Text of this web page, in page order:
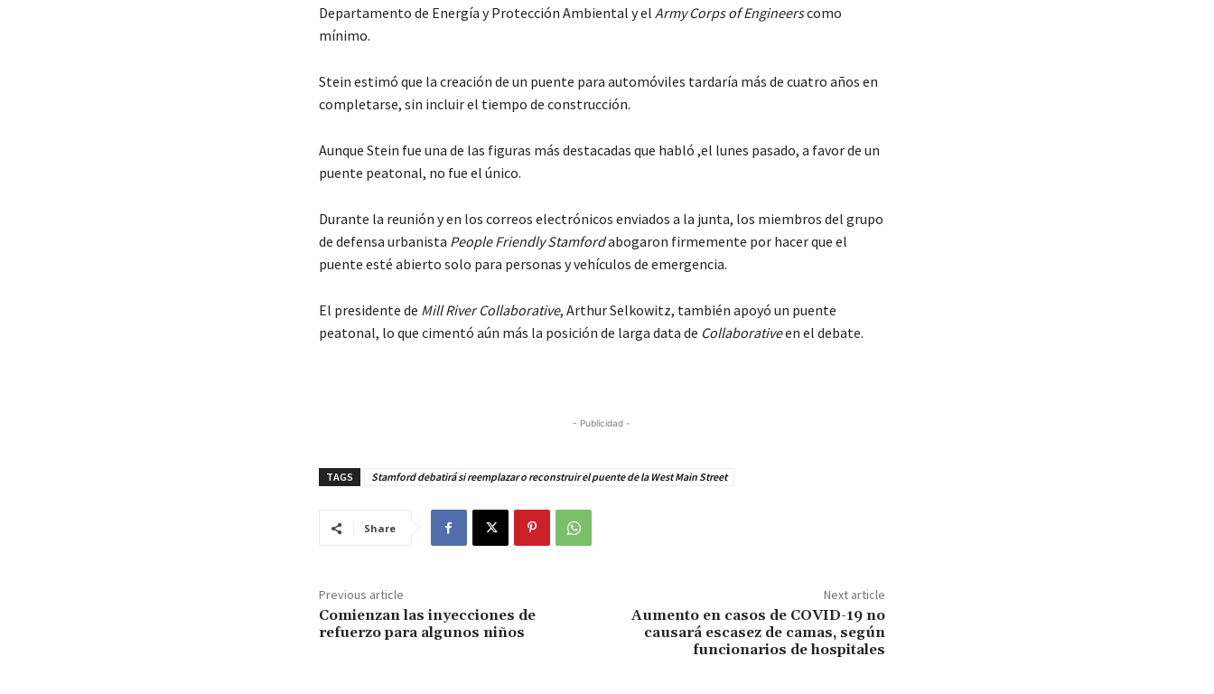
Departamento de Energía y Protección Ambiental y el Army Corps of Engineerscomo
mínimo.
Stein estimó que la creación de un puente para automóviles tardaría más de cuatro años en
completarse, sin incluir el tiempo de construcción.
Aunque Stein fue una de las figuras más destacadas que habló ,el lunes pasado, a favor de un
puente peatonal, no fue el único.
Durante la reunión y en los correos electrónicos enviados a la junta, los miembros del grupo
de defensa urbanista People Friendly Stamfordabogaron firmemente por hacer que el
puente esté abierto solo para personas y vehículos de emergencia.
El presidente de Mill River Collaborative, Arthur Selkowitz, también apoyó un puente
peatonal, lo que cimentó aún más la posición de larga data de Collaborativeen el debate.
- Publicidad -
TAGS Stamford debatirá si reemplazar o reconstruir el puente de la West Main Street
Share
Previous article
Comienzan las inyecciones de
refuerzo para algunos niños
Next article
Aumento en casos de COVID-19 no
causará escasez de camas, según
funcionarios de hospitales